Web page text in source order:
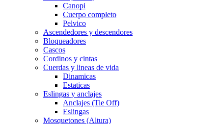
Canopi
Cuerpo completo
Pelvico
Ascendedores y descendores
Bloqueadores
Cascos
Cordinos y cintas
Cuerdas y lineas de vida
Dinamicas
Estaticas
Eslingas y anclajes
Anclajes (Tie Off)
Eslingas
Mosquetones (Altura)